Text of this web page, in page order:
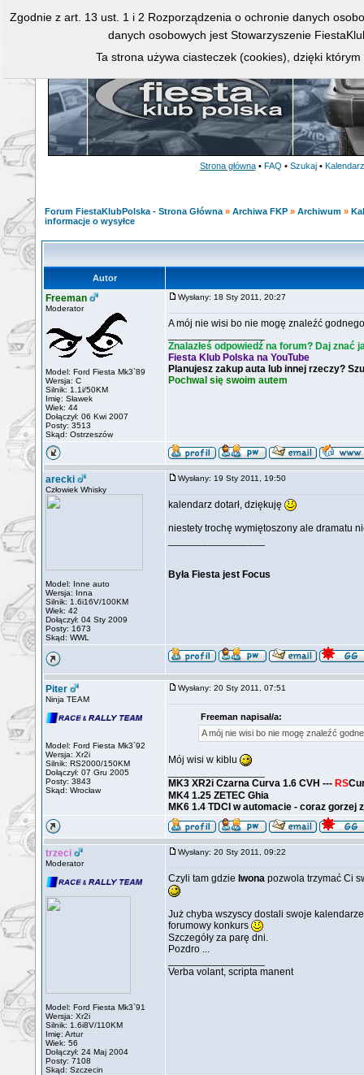
Strona główna • FAQ • Szukaj • Kalendarz
Forum FiestaKlubPolska - Strona Główna » Archiwa FKP » Archiwum »
informacje o wysyłce
Autor
Freeman
Moderator
Model: Ford Fiesta Mk3`89
Wersja: C
Silnik: 1.1i/50KM
Imię: Sławek
Wiek: 44
Dołączył: 06 Kwi 2007
Posty: 3513
Skąd: Ostrzeszów
Wysłany: 18 Sty 2011, 20:27
A mój nie wisi bo nie mogę znaleźć
Znalazłeś odpowiedź na forum? Daj znać
Fiesta Klub Polska na YouTube
Planujesz zakup auta lub innej rzeczy?
Pochwal się swoim autem
arecki
Człowiek Whisky
Model: Inne auto
Wersja: Inna
Silnik: 1.6i16V/100KM
Wiek: 42
Dołączył: 04 Sty 2009
Posty: 1673
Skąd: WWL
Wysłany: 19 Sty 2011, 19:50
kalendarz dotarł, dziękuję
niestety trochę wymiętoszony ale dramatu
Była Fiesta jest Focus
Piter
Ninja TEAM
Model: Ford Fiesta Mk3`92
Wersja: Xr2i
Silnik: RS2000/150KM
Dołączył: 07 Gru 2005
Posty: 3843
Skąd: Wrocław
Wysłany: 20 Sty 2011, 07:51
Freeman napisał/a:
A mój nie wisi bo nie mogę znaleźć
Mój wisi w kiblu
MK3 XR2i Czarna Curva 1.6 CVH --- RS
MK4 1.25 ZETEC Ghia
MK6 1.4 TDCI w automacie - coraz gorzej
trzeci
Moderator
Model: Ford Fiesta Mk3`91
Wersja: Xr2i
Silnik: 1.6i8V/110KM
Imię: Artur
Wiek: 56
Dołączył: 24 Maj 2004
Posty: 7108
Skąd: Szczecin
Wysłany: 20 Sty 2011, 09:22
Czyli tam gdzie Iwona pozwola trzymać Ci
Już chyba wszyscy dostali swoje
forumowy konkurs
Szczegóły za parę dni.
Pozdro ...
Verba volant, scripta manent
Zgodnie z art. 13 ust. 1 i 2 Rozporządzenia o ochronie danych
danych osobowych jest Stowarzyszenie
Ta strona używa ciasteczek (cookies), dzięki